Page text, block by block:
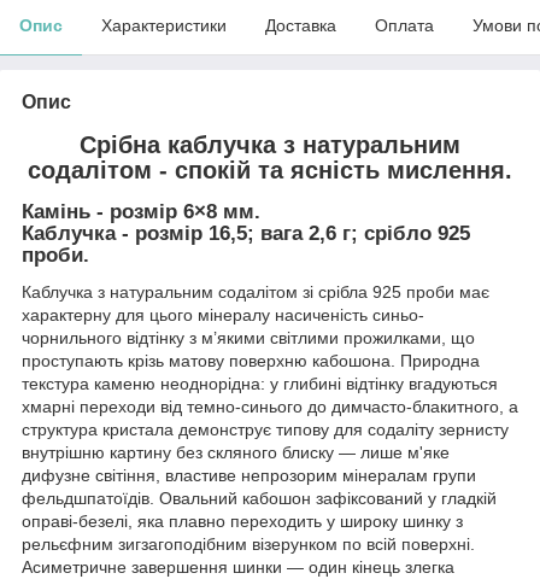
Опис Характеристики Доставка Оплата Умови
Опис
Срібна каблучка з натуральним
содалітом - спокій та ясність мислення.
Камінь - розмір 6×8 мм.
Каблучка - розмір 16,5; вага 2,6 г; срібло 925
проби.
Каблучка з натуральним содалітом зі срібла 925 проби має
характерну для цього мінералу насиченість синьо-
чорнильного відтінку з м’якими світлими прожилками, що
проступають крізь матову поверхню кабошона. Природна
текстура каменю неоднорідна: у глибині відтінку вгадуються
хмарні переходи від темно-синього до димчасто-блакитного, а
структура кристала демонструє типову для содаліту зернисту
внутрішню картину без скляного блиску — лише м'яке
дифузне світіння, властиве непрозорим мінералам групи
фельдшпатоїдів. Овальний кабошон зафіксований у гладкій
оправі-безелі, яка плавно переходить у широку шинку з
рельєфним зигзагоподібним візерунком по всій поверхні.
Асиметричне завершення шинки — один кінець злегка